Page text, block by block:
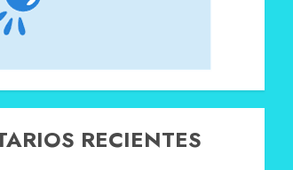
RECIENTES